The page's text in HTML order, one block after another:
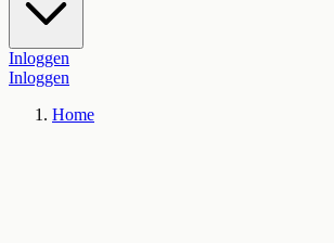
Inloggen
Inloggen
Home